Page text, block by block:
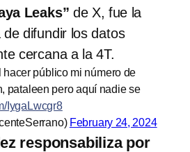
Leaks” de X, fue la
difundir los datos
cercana a la 4T.
público mi número de
pataleen pero aquí nadie se
IygaLwcgr8
February 24, 2024
responsabiliza por